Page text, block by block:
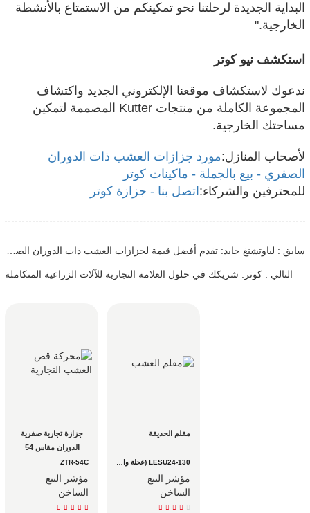
البداية الجديدة لرحلتنا نحو تمكينكم من الاستمتاع بالأنشطة
الخارجية."
استكشف نيو كوتر
ندعوك لاستكشاف موقعنا الإلكتروني الجديد واكتشاف
المجموعة الكاملة من منتجات Kutter المصممة لتمكين
مساحتك الخارجية.
لأصحاب المنازل:مورد جزازات العشب ذات الدوران
الصفري - بيع بالجملة - ماكينات كوتر
للمحترفين والشركاء: اتصل بنا - جزازة كوتر
سابق : لياوتشنغ جايد: تقدم أفضل قيمة لجزازات العشب ذات الدوران الصفري، وتضمن خطوط الإنتاج المتطورة أسرع توصيل وجودة فائقة.
التالي : كوتر: شريكك في حلول العلامة التجارية للآلات الزراعية المتكاملة
جزازة تجارية صفرية
للإنتاجية للفرق التجارية
ZTR-54C
مؤشر البيع
الساخن
مقلم الحديقة
LESU24-130 (عجلة واحدة)
مؤشر البيع
الساخن